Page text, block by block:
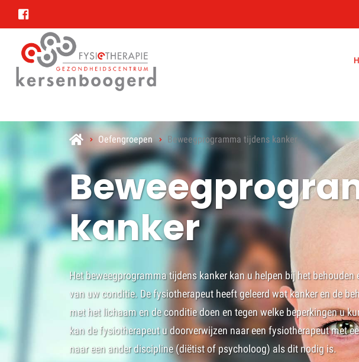
Oefengroepen Beweegprogramma tijdens kanker
kanker
Het beweegprogramma tijdens kanker kan u helpen bij het behouden
van uw conditie. De fysiotherapeut heeft geleerd wat kanker en de
met het lichaam en de conditie doen en tegen welke beperkingen u
kan de fysiotherapeut u doorverwijzen naar een fysiotherapeut met
naar een ander discipline (diëtist of psycholoog) als dit nodig is.